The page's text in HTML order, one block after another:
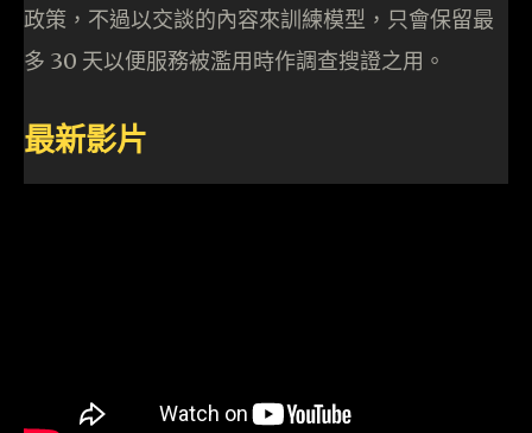
政策，不過以交談的內容來訓練模型，只會保留最
多 30 天以便服務被濫用時作調查搜證之用。
最新影片